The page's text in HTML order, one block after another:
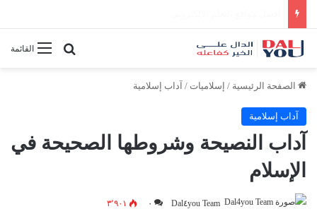
القائمةبحث عن
الصفحة الرئيسية / إسلاميات / آداب إسلامية
آداب إسلامية
آداب النصيحة وشروطها الصحيحة في
الإسلام
Dal٤you Team ٠ ٣٬٩٠١